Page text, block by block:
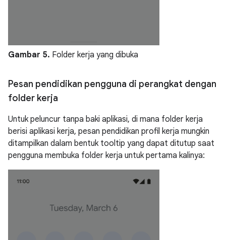
Gambar 5. Folder kerja yang dibuka
Pesan pendidikan pengguna di perangkat dengan
folder kerja
Untuk peluncur tanpa baki aplikasi, di mana folder kerja
berisi aplikasi kerja, pesan pendidikan profil kerja mungkin
ditampilkan dalam bentuk tooltip yang dapat ditutup saat
pengguna membuka folder kerja untuk pertama kalinya: